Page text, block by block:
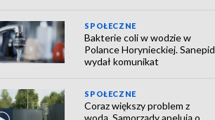
SPOŁECZNE
Bakterie coli w wodzie w
Polance Horynieckiej. Sanepid
wydał komunikat
SPOŁECZNE
Coraz większy problem z
wodą. Samorządy apelują o